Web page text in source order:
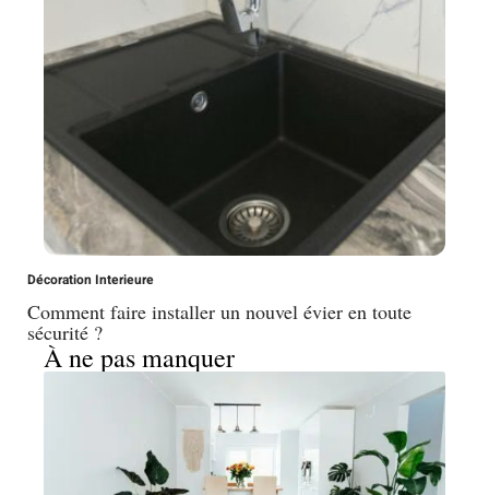
Décoration Interieure
Comment faire installer un nouvel évier en toute
sécurité ?
À ne pas manquer